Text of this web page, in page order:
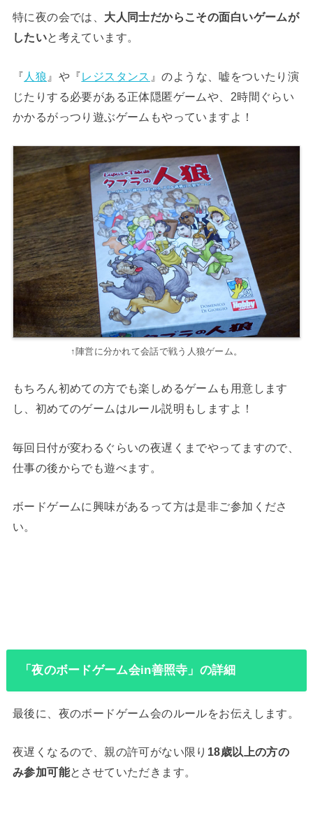
特に夜の会では、 大人同士だからこその面白いゲームが
したいと考えています。
『 人狼 』や『レジスタンス 』のような、嘘をついたり演
じたりする必要がある正体隠匿ゲームや、2時間ぐらい
かかるがっつり遊ぶゲームもやっていますよ！
↑陣営に分かれて会話で戦う人狼ゲーム。
もちろん初めての方でも楽しめるゲームも用意します
し、初めてのゲームはルール説明もしますよ！
毎回日付が変わるぐらいの夜遅くまでやってますので、
仕事の後からでも遊べます。
ボードゲームに興味があるって方は是非ご参加くださ
い。
「夜のボードゲーム会in善照寺」の詳細
最後に、夜のボードゲーム会のルールをお伝えします。
夜遅くなるので、親の許可がない限り 18歳以上の方の
み参加可能とさせていただきます。